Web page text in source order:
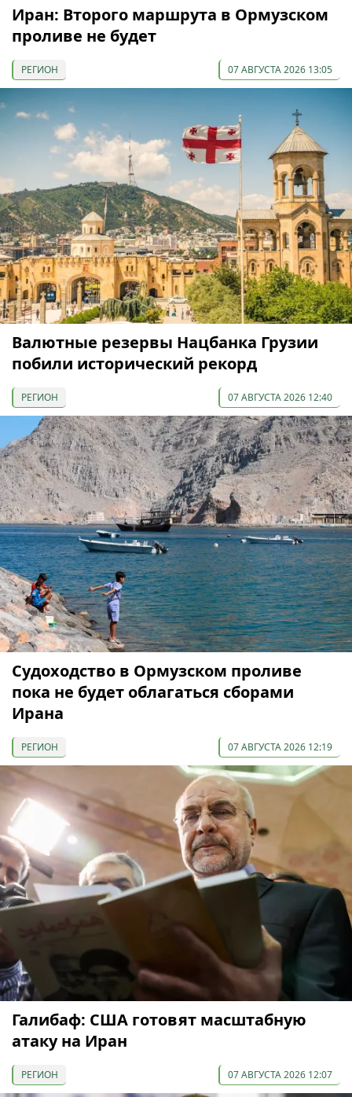
Иран: Второго маршрута в Ормузском
проливе не будет
РЕГИОН 07 АВГУСТА 2026 13:05
Валютные резервы Нацбанка Грузии
побили исторический рекорд
РЕГИОН 07 АВГУСТА 2026 12:40
Судоходство в Ормузском проливе
пока не будет облагаться сборами
Ирана
РЕГИОН 07 АВГУСТА 2026 12:19
Галибаф: США готовят масштабную
атаку на Иран
РЕГИОН 07 АВГУСТА 2026 12:07